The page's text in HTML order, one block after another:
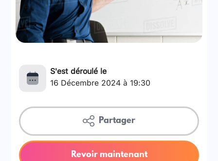
S'est déroulé le
16 Décembre 2024 à 19:30
Partager
Revoir maintenant